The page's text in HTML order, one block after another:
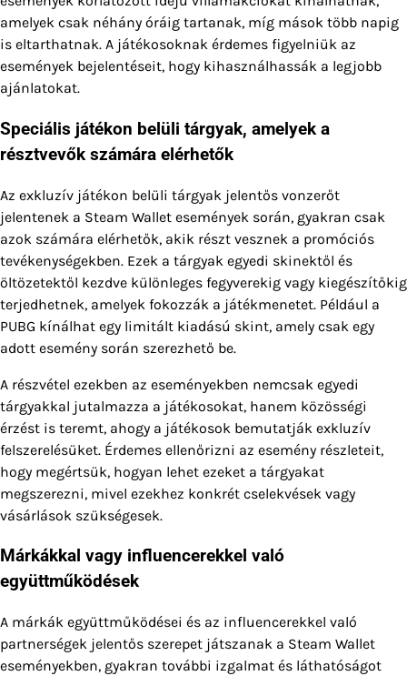
amelyek csak néhány óráig tartanak, míg mások több napig
is eltarthatnak. A játékosoknak érdemes figyelniük az
események bejelentéseit, hogy kihasználhassák a legjobb
ajánlatokat.
Speciális játékon belüli tárgyak, amelyek a
résztvevők számára elérhetők
Az exkluzív játékon belüli tárgyak jelentős vonzerőt
jelentenek a Steam Wallet események során, gyakran csak
azok számára elérhetők, akik részt vesznek a promóciós
tevékenységekben. Ezek a tárgyak egyedi skinektől és
öltözetektől kezdve különleges fegyverekig vagy kiegészítőkig
terjedhetnek, amelyek fokozzák a játékmenetet. Például a
PUBG kínálhat egy limitált kiadású skint, amely csak egy
adott esemény során szerezhető be.
A részvétel ezekben az eseményekben nemcsak egyedi
tárgyakkal jutalmazza a játékosokat, hanem közösségi
érzést is teremt, ahogy a játékosok bemutatják exkluzív
felszerelésüket. Érdemes ellenőrizni az esemény részleteit,
hogy megértsük, hogyan lehet ezeket a tárgyakat
megszerezni, mivel ezekhez konkrét cselekvések vagy
vásárlások szükségesek.
Márkákkal vagy influencerekkel való
együttműködések
A márkák együttműködései és az influencerekkel való
partnerségek jelentős szerepet játszanak a Steam Wallet
eseményekben, gyakran további izgalmat és láthatóságot